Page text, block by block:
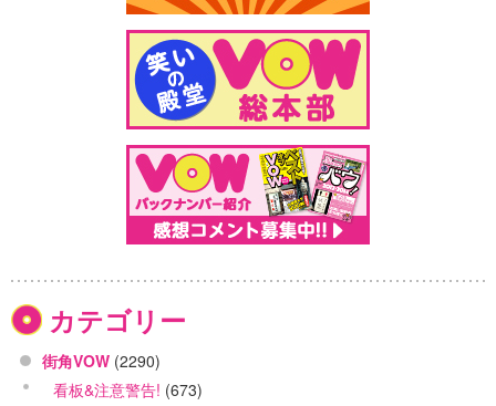
カテゴリー
街角VOW (2290)
看板&注意警告! (673)